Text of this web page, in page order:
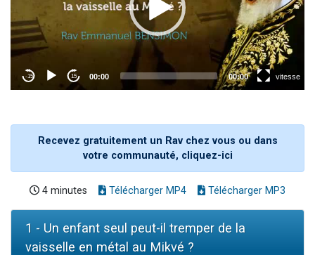
Recevez gratuitement un Rav chez vous ou dans
votre communauté, cliquez-ici
4 minutes Télécharger MP4 Télécharger MP3
1 - Un enfant seul peut-il tremper de la
vaisselle en métal au Mikvé ?